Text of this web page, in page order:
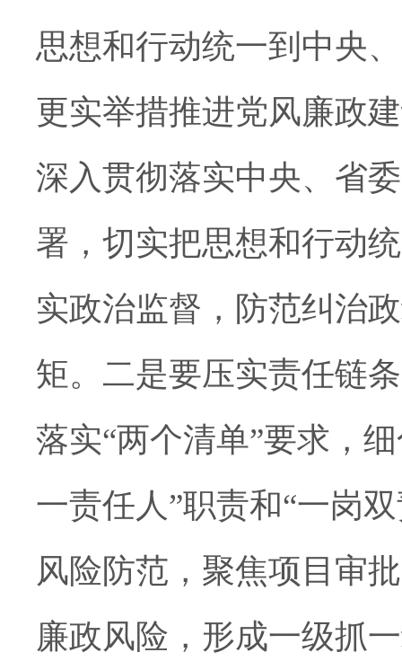
思想和行动统一到中央
更实举措推进党风廉政
深入贯彻落实中央、省
署，切实把思想和行动
实政治监督，防范纠治
矩。二是要压实责任链
落实“两个清单”要求，
一责任人”职责和“一岗
风险防范，聚焦项目审
廉政风险，形成一级抓